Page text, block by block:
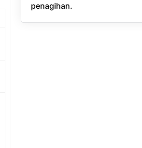
penagihan.